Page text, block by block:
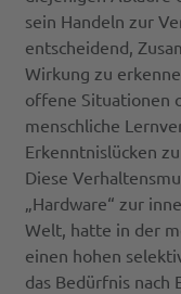
sein Handeln zur
entscheidend,
Wirkung zu
offene Situationen
menschliche
Erkenntnislücken
Diese
„Hardware“ zur
Welt, hatte in der
einen hohen
das Bedürfnis